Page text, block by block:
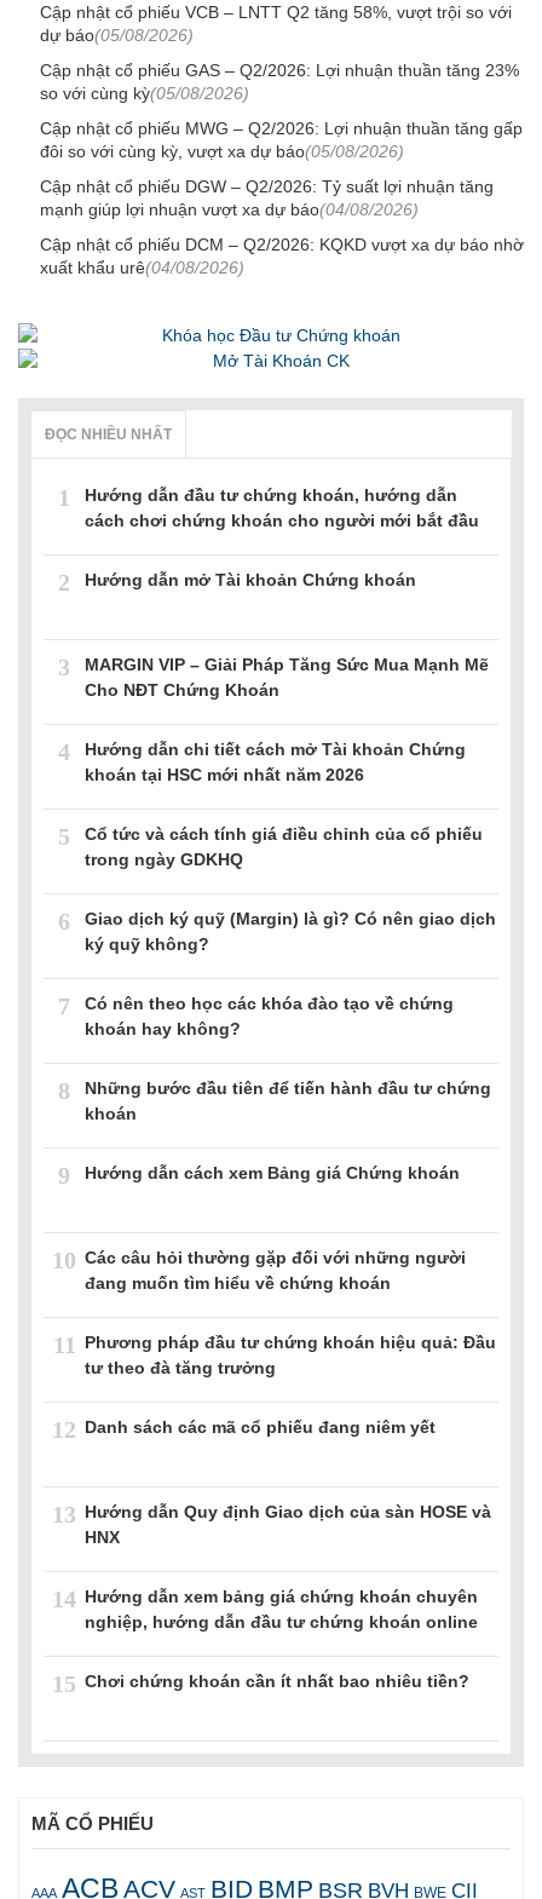
Cập nhật cổ phiếu VCB – LNTT Q2 tăng 58%, vượt trội so với
dự báo(05/08/2026)
Cập nhật cổ phiếu GAS – Q2/2026: Lợi nhuận thuần tăng 23%
so với cùng kỳ(05/08/2026)
Cập nhật cổ phiếu MWG – Q2/2026: Lợi nhuận thuần tăng gấp
đôi so với cùng kỳ, vượt xa dự báo(05/08/2026)
Cập nhật cổ phiếu DGW – Q2/2026: Tỷ suất lợi nhuận tăng
mạnh giúp lợi nhuận vượt xa dự báo(04/08/2026)
Cập nhật cổ phiếu DCM – Q2/2026: KQKD vượt xa dự báo nhờ
xuất khẩu urê(04/08/2026)
ĐỌC NHIỀU NHẤT
1
Hướng dẫn đầu tư chứng khoán, hướng dẫn
cách chơi chứng khoán cho người mới bắt đầu
2 Hướng dẫn mở Tài khoản Chứng khoán
3
MARGIN VIP – Giải Pháp Tăng Sức Mua Mạnh Mẽ
Cho NĐT Chứng Khoán
4
Hướng dẫn chi tiết cách mở Tài khoản Chứng
khoán tại HSC mới nhất năm 2026
5
Cổ tức và cách tính giá điều chỉnh của cổ phiếu
trong ngày GDKHQ
6
Giao dịch ký quỹ (Margin) là gì? Có nên giao dịch
ký quỹ không?
7
Có nên theo học các khóa đào tạo về chứng
khoán hay không?
8
Những bước đầu tiên để tiến hành đầu tư chứng
khoán
9 Hướng dẫn cách xem Bảng giá Chứng khoán
10 Các câu hỏi thường gặp đối với những người
đang muốn tìm hiểu về chứng khoán
11 Phương pháp đầu tư chứng khoán hiệu quả: Đầu
tư theo đà tăng trưởng
12 Danh sách các mã cổ phiếu đang niêm yết
13 Hướng dẫn Quy định Giao dịch của sàn HOSE và
HNX
14 Hướng dẫn xem bảng giá chứng khoán chuyên
nghiệp, hướng dẫn đầu tư chứng khoán online
15 Chơi chứng khoán cần ít nhất bao nhiêu tiền?
MÃ CỔ PHIẾU
AAA ACBACV AST BID BMP BSR BVH BWE CII